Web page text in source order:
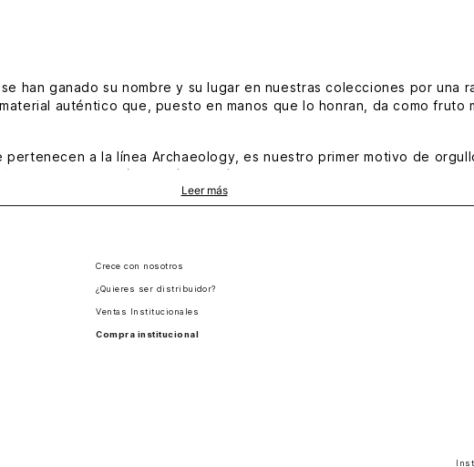
han ganado su nombre y su lugar en nuestras colecciones por una
auténtico que, puesto en manos que lo honran, da como fruto
pertenecen a la línea Archaeology, es nuestro primer motivo de
reforzando así un carácter clásico que tan vigente se mantiene.
y un sistema acolchado en la parte posterior que favorece la
lado de la imagen, el legado que ha hecho de nuestros productos
hombre en Vélez .
Leer más
Crece con nosotros
¿Quieres ser distribuidor?
Ventas Institucionales
Compra institucional